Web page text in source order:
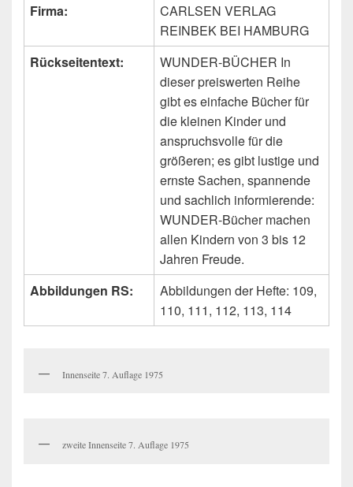
Firma:
CARLSEN VERLAG
REINBEK BEI HAMBURG
Rückseitentext:
WUNDER-BÜCHER In
dieser preiswerten Reihe
gibt es einfache Bücher für
die kleinen Kinder und
anspruchsvolle für die
größeren; es gibt lustige und
ernste Sachen, spannende
und sachlich informierende:
WUNDER-Bücher machen
allen Kindern von 3 bis 12
Jahren Freude.
Abbildungen RS:
Abbildungen der Hefte: 109,
110, 111, 112, 113, 114
Innenseite 7. Auflage 1975
zweite Innenseite 7. Auflage 1975